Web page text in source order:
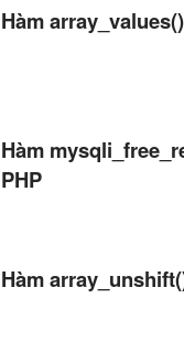
Hàm
Hàm
PHP
Hàm